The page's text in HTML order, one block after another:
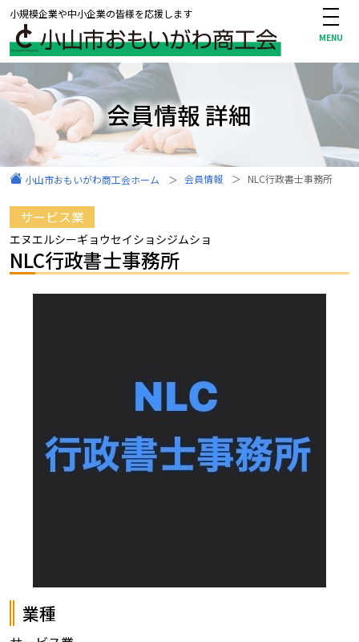
小規模企業や中小企業の皆様を応援します
会員情報 詳細
小山市おもいがわ商工会ホーム 会員情報 NLC行政書士事務所
サービス業
エヌエルシーギョウセイショシジムショ
NLC行政書士事務所
業種